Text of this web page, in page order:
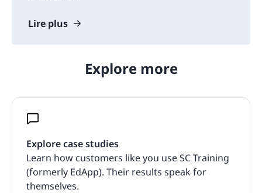
Lire plus
Explore more
Explore case studies
Learn how customers like you use SC Training
(formerly EdApp). Their results speak for
themselves.